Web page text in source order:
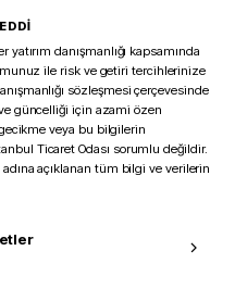
danışmanlığı kapsamında
ile risk ve getiri tercihlerinize
sözleşmesi çerçevesinde
güncelliği için azami özen
veya bu bilgilerin
Ticaret Odası sorumlu değildir.
açıklanan tüm bilgi ve verilerin